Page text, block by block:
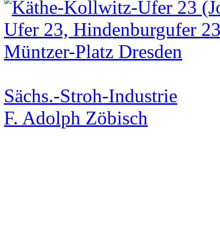
Sächs.-Stroh-Industrie
F. Adolph Zöbisch